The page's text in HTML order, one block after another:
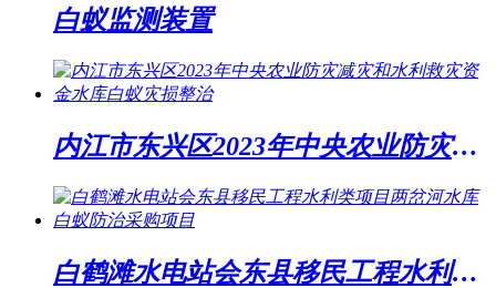
白蚁监测装置
内江市东兴区2023年中央农业防灾减灾和水利救灾资金水库白蚁灾损整治
白鹤滩水电站会东县移民工程水利类项目两岔河水库白蚁防治采购项目